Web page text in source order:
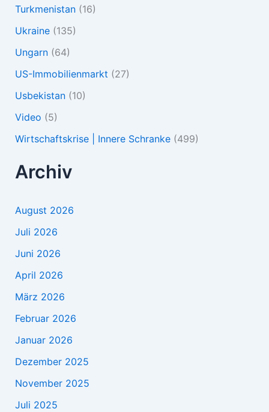
Turkmenistan(16)
Ukraine(135)
Ungarn(64)
US-Immobilienmarkt (27)
Usbekistan(10)
Video (5)
Wirtschaftskrise | Innere Schranke(499)
Archiv
August 2026
Juli 2026
Juni 2026
April 2026
März 2026
Februar 2026
Januar 2026
Dezember 2025
November 2025
Juli 2025